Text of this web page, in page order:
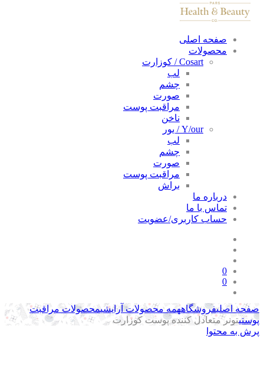
صفحه اصلی
محصولات
Cosart / کوزارت
لب
چشم
صورت
مراقبت پوست
ناخن
Y/our / یور
لب
چشم
صورت
مراقبت پوست
براش
درباره ما
تماس با ما
حساب کاربری/عضویت
0
0
اصلیفروشگاههمه محصولات آرایشیمحصولات مراقبت
تونر متعادل کننده پوست کوزارت
به محتوا